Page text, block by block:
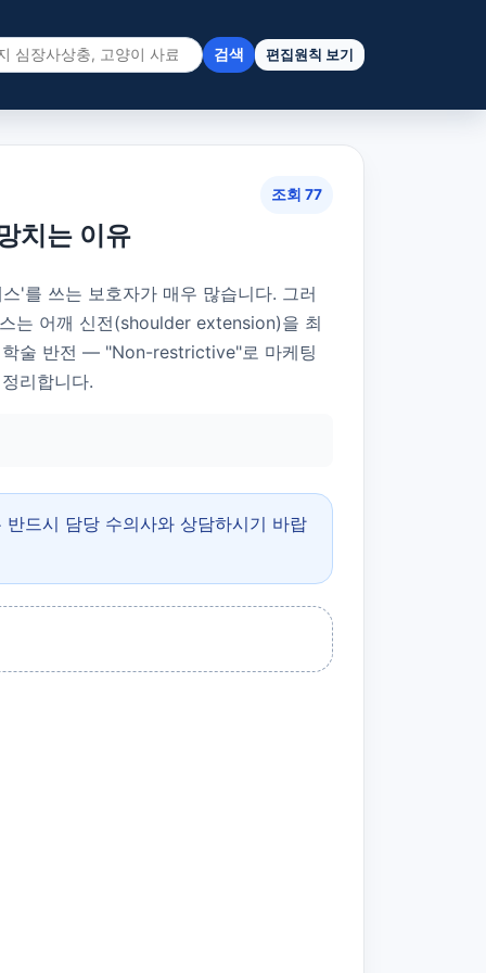
검색 편집원칙 보기
조회 77
치는 이유
'를 쓰는 보호자가 매우 많습니다. 그러
는 어깨 신전(shoulder extension)을 최
술 반전 — "Non-restrictive"로 마케팅
리합니다.
드시 담당 수의사와 상담하시기 바랍